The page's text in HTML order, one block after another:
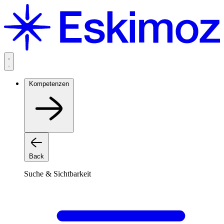
Inhalt
springen
Kompetenzen
Back
Suche & Sichtbarkeit